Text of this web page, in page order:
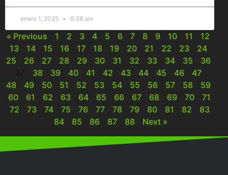
enero 1, 2025 6:38 am
« Previous 1 2 3 4 5 6 7 8 9 10 11
12
13
14 15 16 17 18 19 20 21 22 23
24
25
26 27 28 29 30 31 32 33 34 35
36
38 39 40 41 42 43 44 45 46
47
48
49 50 51 52 53 54 55 56 57 58
59
60
61 62 63 64 65 66 67 68 69 70
71
72
73 74 75 76 77 78 79 80 81 82
83
84
85 86 87 88 Next »